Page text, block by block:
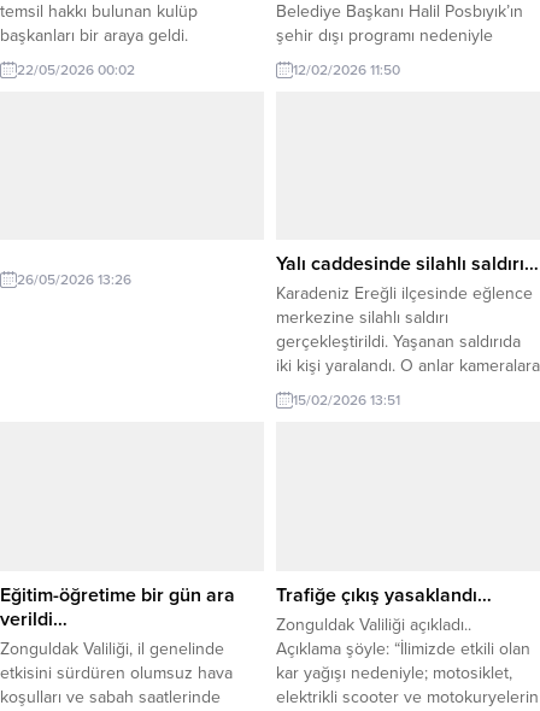
temsil hakkı bulunan kulüp
başkanları bir araya geldi.
22/05/2026 00:02
Belediye Başkanı Halil Posbıyık’ın
şehir dışı programı nedeniyle
Belediye Başkanlığına CHP
Belediye Meclis Üyesi Yıldıray
Halk Partisi (CHP) Grubu Belediye
Meclis...
12/02/2026 11:50
26/05/2026 13:26
Yalı caddesinde silahlı saldırı…
Karadeniz Ereğli ilçesinde eğlence
merkezine silahlı saldırı
gerçekleştirildi. Yaşanan saldırıda
iki kişi yaralandı. O anlar kameralara
yansıdı. Olay ilçeye bağlı Orhanlar
Mahallesi Süleyman Seba Sokak
15/02/2026 13:51
Eğitim-öğretime bir gün ara
verildi…
Zonguldak Valiliği, il genelinde
etkisini sürdüren olumsuz hava
koşulları ve sabah saatlerinde
Trafiğe çıkış yasaklandı…
Zonguldak Valiliği açıkladı..
Açıklama şöyle: “İlimizde etkili olan
kar yağışı nedeniyle; motosiklet,
elektrikli scooter ve motokuryelerin